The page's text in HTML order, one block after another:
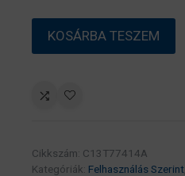
EPSON
T7741
6000
oldal
KOSÁRBA TESZEM
Cikkszám: C13T77414A
Kategóriák: Felhasználás Szerint